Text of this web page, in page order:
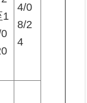
1
4/0
8/2
4